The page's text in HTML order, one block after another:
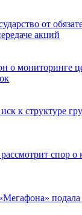
от
акций
о мониторинге
к структуре
спор о